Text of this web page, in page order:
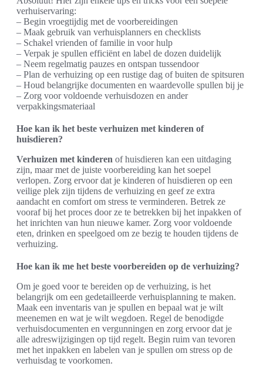
verhuiservaring:
– Begin vroegtijdig met de voorbereidingen
– Maak gebruik van verhuisplanners en checklists
– Schakel vrienden of familie in voor hulp
– Verpak je spullen efficiënt en label de dozen duidelijk
– Neem regelmatig pauzes en ontspan tussendoor
– Plan de verhuizing op een rustige dag of buiten de spitsuren
– Houd belangrijke documenten en waardevolle spullen bij je
– Zorg voor voldoende verhuisdozen en ander
verpakkingsmateriaal
Hoe kan ik het beste verhuizen met kinderen of
huisdieren?
Verhuizen met kinderen of huisdieren kan een uitdaging
zijn, maar met de juiste voorbereiding kan het soepel
verlopen. Zorg ervoor dat je kinderen of huisdieren op een
veilige plek zijn tijdens de verhuizing en geef ze extra
aandacht en comfort om stress te verminderen. Betrek ze
vooraf bij het proces door ze te betrekken bij het inpakken of
het inrichten van hun nieuwe kamer. Zorg voor voldoende
eten, drinken en speelgoed om ze bezig te houden tijdens de
verhuizing.
Hoe kan ik me het beste voorbereiden op de verhuizing?
Om je goed voor te bereiden op de verhuizing, is het
belangrijk om een gedetailleerde verhuisplanning te maken.
Maak een inventaris van je spullen en bepaal wat je wilt
meenemen en wat je wilt wegdoen. Regel de benodigde
verhuisdocumenten en vergunningen en zorg ervoor dat je
alle adreswijzigingen op tijd regelt. Begin ruim van tevoren
met het inpakken en labelen van je spullen om stress op de
verhuisdag te voorkomen.